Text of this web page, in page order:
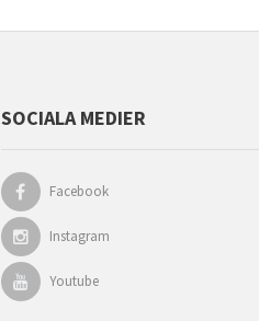
SOCIALA MEDIER
Facebook
Instagram
Youtube